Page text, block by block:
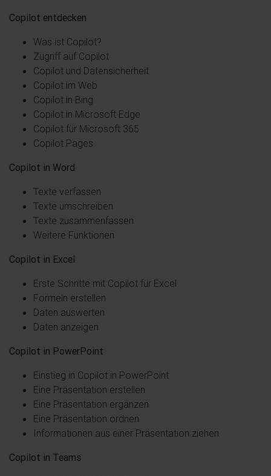
Copilot entdecken
Was ist Copilot?
Zugriff auf Copilot
Copilot und Datensicherheit
Copilot im Web
Copilot in Bing
Copilot in Microsoft Edge
Copilot für Microsoft 365
Copilot Pages
Copilot in Word
Texte verfassen
Texte umschreiben
Texte zusammenfassen
Weitere Funktionen
Copilot in Excel
Erste Schritte mit Copilot für Excel
Formeln erstellen
Daten auswerten
Daten anzeigen
Copilot in PowerPoint
Einstieg in Copilot in PowerPoint
Eine Präsentation erstellen
Eine Präsentation ergänzen
Eine Präsentation ordnen
Informationen aus einer Präsentation ziehen
Copilot in Teams